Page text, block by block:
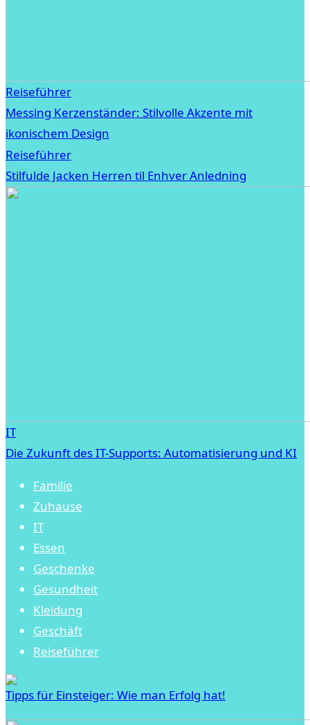
Reiseführer
Messing Kerzenständer: Stilvolle Akzente mit
ikonischem Design
Reiseführer
Stilfulde Jacken Herren til Enhver Anledning
IT
Die Zukunft des IT-Supports: Automatisierung und KI
Familie
Zuhause
IT
Essen
Geschenke
Gesundheit
Kleidung
Geschäft
Reiseführer
Tipps für Einsteiger: Wie man Erfolg hat!